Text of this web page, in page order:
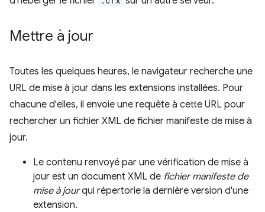
Mettre à jour
Toutes les quelques heures, le navigateur recherche une
URL de mise à jour dans les extensions installées. Pour
chacune d'elles, il envoie une requête à cette URL pour
rechercher un fichier XML de fichier manifeste de mise à
jour.
Le contenu renvoyé par une vérification de mise à
jour est un document XML de fichier manifeste de
mise à jourqui répertorie la dernière version d'une
extension.